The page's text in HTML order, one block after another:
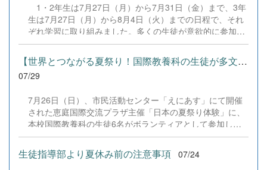
の全国大会出場にあたり、多大なるご支援・ご協力をいた
だきました企業の皆様、ならびに心温まるご寄付や温かい
ご声援を寄せてくださった地域の皆様方に、心より感謝申
し上げます。皆様からの温かいご支援が部員たちの大きな
励みとなり、全国の舞台で最高のパフォーマンスと演技を
届けることができました。今回の経験を糧に、さらに表現
力に磨きをかけ、今後も活動してまいります。引き続き、
本校演劇部への変わらぬご声援をよろしくお願いいたしま
す。 &nbsp;
1・2年生は7月27日（月）から7月31日（金）まで、3年
生は7月27日（月）から8月4日（火）までの日程で、それ
ぞれ学習に取り組みました。多くの生徒が意欲的に参加
し、これまでの学習内容の復習や発展的な内容、受験に向
けた学習などに真剣に取り組む姿が見られました。夏期講
習で身に付けた学習習慣や知識を、今後の学校生活や学習
に生かし、一人一人がさらなる成長につなげてくれること
【世界とつながる夏祭り！国際教養科の生徒が多文化共生ボランテ...
07/29
7月26日（日）、市民活動センター「えにあす」にて開催
された恵庭国際交流プラザ主催「日本の夏祭り体験」に、
本校国際教養科の生徒6名がボランティアとして参加しま
した！ 会場にはウクライナ、ネパール、アフガニスタンな
ど多国籍な参加者が集まり、ヨーヨー釣りや綿あめ、盆踊
りなどを満喫。浴衣姿でイベントを彩った1年生や、経験
生徒指導部より夏休み前の注意事項 07/24